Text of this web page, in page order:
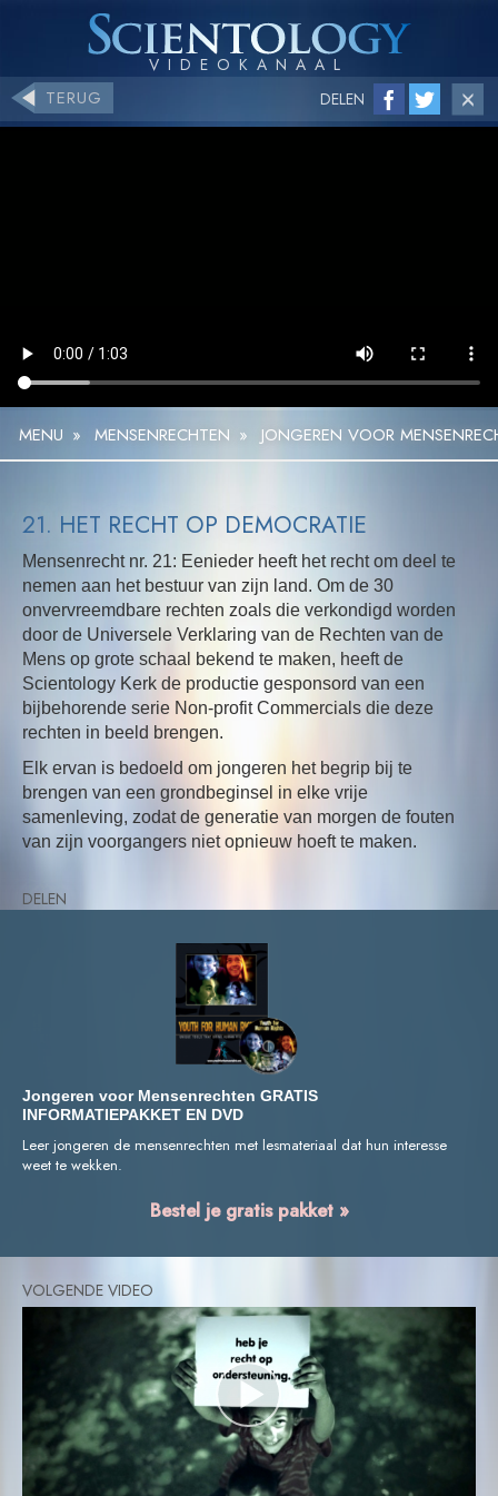
TERUG DELEN
MENU » MENSEN­RECHTEN » JONGEREN VOOR
21. HET RECHT OP DEMOCRATIE
Mensenrecht nr. 21: Eenieder heeft het recht om deel te
nemen aan het bestuur van zijn land. Om de 30
onvervreemdbare rechten zoals die verkondigd worden
door de Universele Verklaring van de Rechten van de
Mens op grote schaal bekend te maken, heeft de
Scientology Kerk de productie gesponsord van een
bijbehorende serie Non-profit Commercials die deze
rechten in beeld brengen.
Elk ervan is bedoeld om jongeren het begrip bij te
brengen van een grondbeginsel in elke vrije
samenleving, zodat de generatie van morgen de fouten
van zijn voorgangers niet opnieuw hoeft te maken.
DELEN
Jongeren voor Mensenrechten GRATIS
INFORMATIEPAKKET EN DVD
Leer jongeren de mensenrechten met lesmateriaal dat hun interesse
weet te wekken.
Bestel je gratis pakket »